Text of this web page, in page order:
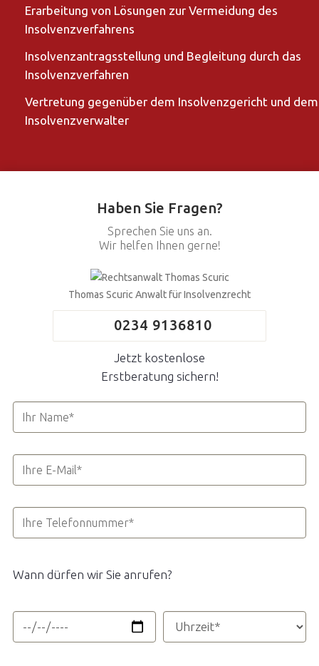
Erarbeitung von Lösungen zur Vermeidung des
Insolvenzverfahrens
Insolvenzantragsstellung und Begleitung durch das
Insolvenzverfahren
Vertretung gegenüber dem Insolvenzgericht und dem
Insolvenzverwalter
Haben Sie Fragen?
Sprechen Sie uns an.
Wir helfen Ihnen gerne!
Thomas Scuric Anwalt für Insolvenzrecht
0234 9136810
Jetzt kostenlose
Erstberatung sichern!
Wann dürfen wir Sie anrufen?